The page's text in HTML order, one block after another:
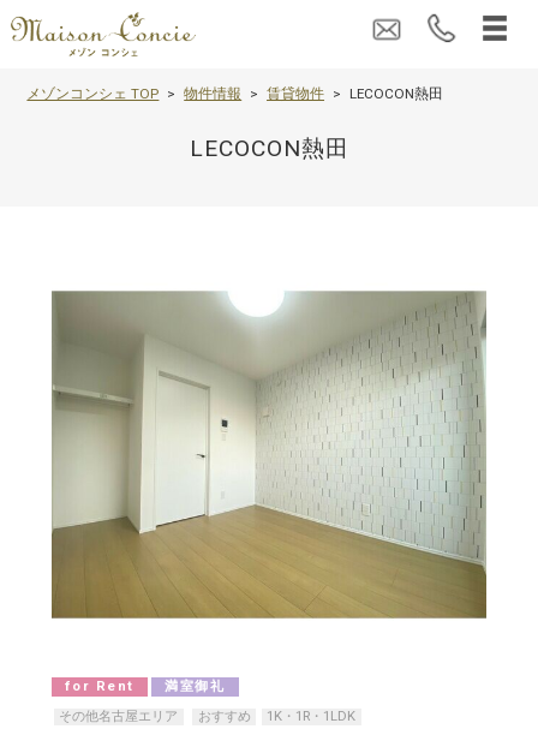
メゾンコンシェ TOP 物件情報 賃貸物件 LECOCON熱田
LECOCON熱田
for Rent
満室御礼
その他名古屋エリア
おすすめ
1K・1R・1LDK